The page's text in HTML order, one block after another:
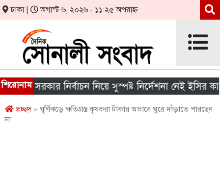
ঢাকা | অগাস্ট ৬, ২০২৬ - ১১:২৫ অপরাহ্ন
শিরোনাম
সরকার নির্বাচন নিয়ে সুস্পষ্ট নির্দেশনা নেই ইসির কাছে
প্রচ্ছদ» ঘূর্ণিঝড়ে ক্ষতিগ্রস্ত কৃষকরা টাকার অভাবে ঘুরে দাঁড়াতে পারছেন
না